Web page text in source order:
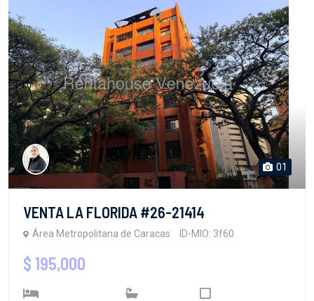
01
VENTA LA FLORIDA #26-21414
Área Metropolitana de Caracas ID-MIO: 3f60
$ 195,000